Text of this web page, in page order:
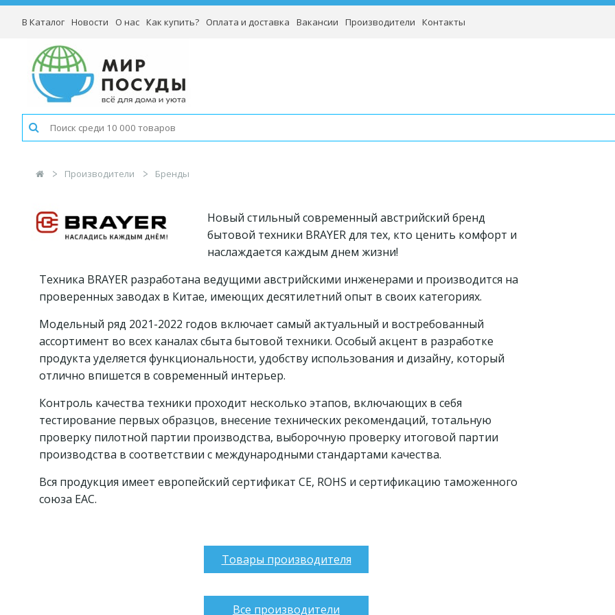
В Каталог Новости О нас Как купить? Оплата и доставка Вакансии Производители Контакты
Производители Бренды
Новый стильный современный австрийский бренд
бытовой техники BRAYER для тех, кто ценить комфорт и
наслаждается каждым днем жизни!
Техника BRAYER разработана ведущими австрийскими инженерами и производится на
проверенных заводах в Китае, имеющих десятилетний опыт в своих категориях.
Модельный ряд 2021-2022 годов включает самый актуальный и востребованный
ассортимент во всех каналах сбыта бытовой техники. Особый акцент в разработке
продукта уделяется функциональности, удобству использования и дизайну, который
отлично впишется в современный интерьер.
Контроль качества техники проходит несколько этапов, включающих в себя
тестирование первых образцов, внесение технических рекомендаций, тотальную
проверку пилотной партии производства, выборочную проверку итоговой партии
производства в соответствии с международными стандартами качества.
Вся продукция имеет европейский сертификат CE, ROHS и сертификацию таможенного
союза ЕАС.
Товары производителя
Все производители